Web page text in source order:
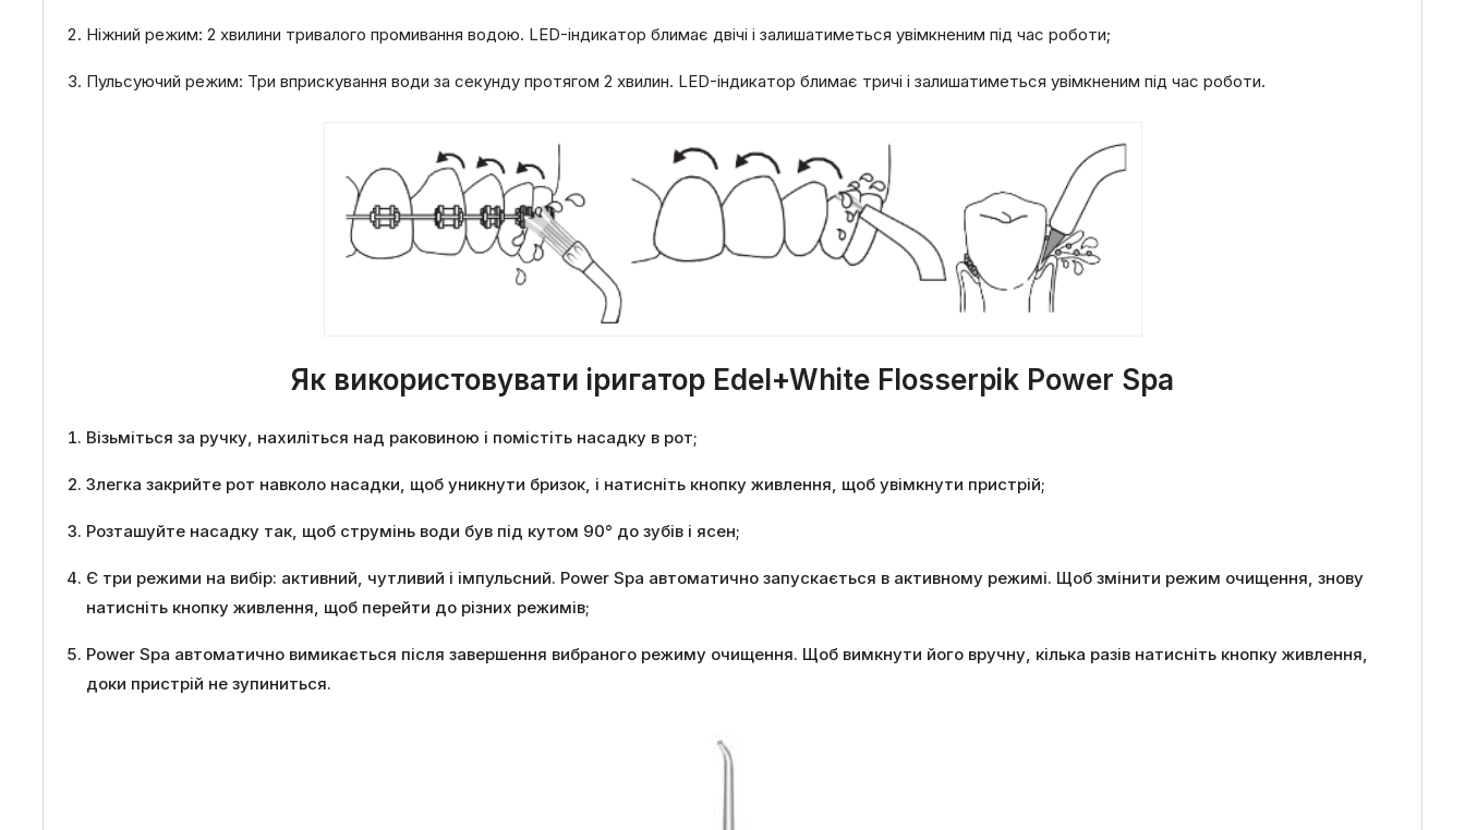
Ніжний режим: 2 хвилини тривалого промивання водою. LED-індикатор блимає двічі і залишатиметься увімкненим під час роботи;
Пульсуючий режим: Три вприскування води за секунду протягом 2 хвилин. LED-індикатор блимає тричі і залишатиметься увімкненим під час роботи.
Як використовувати іригатор Edel+White Flosserpik Power Spa
Візьміться за ручку, нахиліться над раковиною і помістіть насадку в рот;
Злегка закрийте рот навколо насадки, щоб уникнути бризок, і натисніть кнопку живлення, щоб увімкнути пристрій;
Розташуйте насадку так, щоб струмінь води був під кутом 90° до зубів і ясен;
Є три режими на вибір: активний, чутливий і імпульсний. Power Spa автоматично запускається в активному режимі. Щоб змінити режим очищення, знову
натисніть кнопку живлення, щоб перейти до різних режимів;
Power Spa автоматично вимикається після завершення вибраного режиму очищення. Щоб вимкнути його вручну, кілька разів натисніть кнопку живлення,
доки пристрій не зупиниться.